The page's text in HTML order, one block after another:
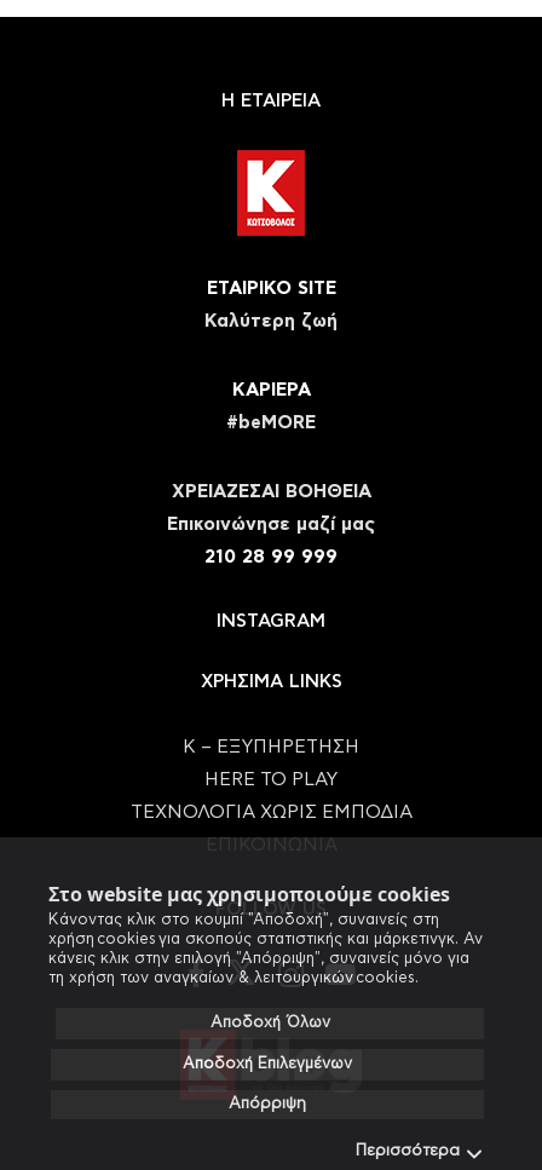
Στο website μας χρησιμοποιούμε cookies
Κάνοντας κλικ στο κουμπί "Αποδοχή", συναινείς στη
χρήση cookies για σκοπούς στατιστικής και μάρκετινγκ. Αν
κάνεις κλικ στην επιλογή "Απόρριψη", συναινείς μόνο για
τη χρήση των αναγκαίων & λειτουργικών cookies.
Αποδοχή Όλων
Αποδοχή Επιλεγμένων
Απόρριψη
Περισσότερα
Η ΕΤΑΙΡΕΙΑ
ΕΤΑΙΡΙΚΟ SITE
Καλύτερη ζωή
ΚΑΡΙΕΡΑ
#beMORE
ΧΡΕΙΑΖΕΣΑΙ ΒΟΗΘΕΙΑ
Eπικοινώνησε μαζί μας
210 28 99 999
INSTAGRAM
ΧΡΗΣΙΜΑ LINKS
Κ – ΕΞΥΠΗΡΕΤΗΣΗ
HERE TO PLAY
ΤΕΧΝΟΛΟΓΙΑ ΧΩΡΙΣ ΕΜΠΟΔΙΑ
FOLLOW US